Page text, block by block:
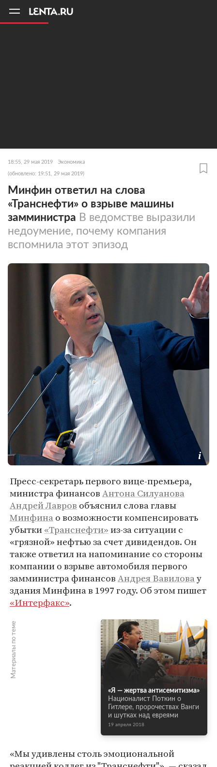
18:55, 29 мая 2019 Экономика
(обновлено: 19:51, 29 мая 2019)
Минфин ответил на слова
«Транснефти» о взрыве машины
замминистра В ведомстве выразили
недоумение, почему компания
вспомнила этот эпизод
Пресс-секретарь первого вице-премьера,
министра финансовАнтона Силуанова
Андрей Лавров объяснил слова главы
Минфинао возможности компенсировать
убытки«Транснефти»из-за ситуации с
«грязной» нефтью за счет дивидендов. Он
также ответил на напоминание со стороны
компании о взрыве автомобиля первого
замминистра финансовАндрея Вавиловау
здания Минфина в 1997 году. Об этом пишет
«Интерфакс».
Материалы по теме
«Я — жертва антисемитизма»
Националист Поткин о
Гитлере, пророчествах Ванги
и шутках над евреями
19 апреля 2018
«Мы удивлены столь эмоциональной